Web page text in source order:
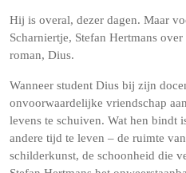
Hij is overal, dezer dagen. Maar
Scharniertje, Stefan Hertmans
roman, Dius.
Wanneer student Dius bij zijn
onvoorwaardelijke vriendschap
levens te schuiven. Wat hen bindt
andere tijd te leven – de ruimte
schilderkunst, de schoonheid die